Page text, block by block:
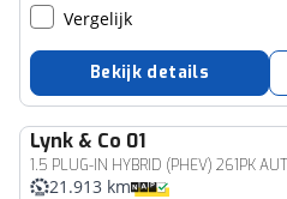
Vergelijk
Bekijk details
Lynk & Co 01
21.913 km